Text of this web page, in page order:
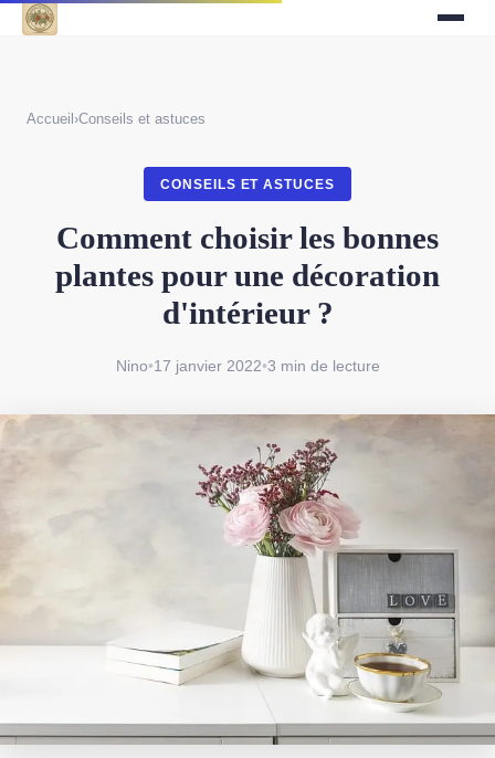
Accueil ›Conseils et astuces
CONSEILS ET ASTUCES
Comment choisir les bonnes
plantes pour une décoration
d'intérieur ?
Nino•17 janvier 2022•3 min de lecture